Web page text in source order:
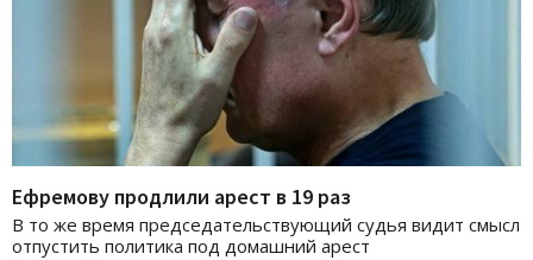
Ефремову продлили арест в 19 раз
В то же время председательствующий судья видит смысл
отпустить политика под домашний арест